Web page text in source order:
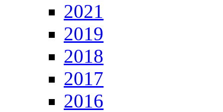
2021
2019
2018
2017
2016